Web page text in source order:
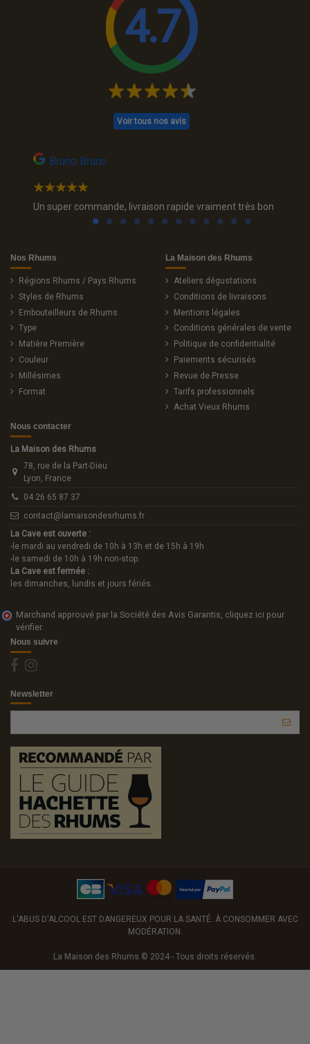
4.7
Voir tous nos avis
Bruno Bruno
Un super commande, livraison rapide vraiment très bon
Nos Rhums
Régions Rhums / Pays Rhums
Styles de Rhums
Embouteilleurs de Rhums
Type
Matière Première
Couleur
Millésimes
Format
La Maison des Rhums
Ateliers dégustations
Conditions de livraisons
Mentions légales
Conditions générales de vente
Politique de confidentialité
Paiements sécurisés
Revue de Presse
Tarifs professionnels
Achat Vieux Rhums
Nous contacter
La Maison des Rhums
78, rue de la Part-Dieu
Lyon, France
04 26 65 87 37
contact@lamaisondesrhums.fr
La Cave est ouverte :
-le mardi au vendredi de 10h à 13h et de 15h à 19h
-le samedi de 10h à 19h non-stop.
La Cave est fermée :
les dimanches, lundis et jours fériés.
Marchand approuvé par la Société des Avis Garantis, cliquez ici pour
vérifier.
Nous suivre
Newsletter
L'ABUS D'ALCOOL EST DANGEREUX POUR LA SANTÉ. À CONSOMMER AVEC
MODÉRATION.
La Maison des Rhums © 2024 - Tous droits réservés.